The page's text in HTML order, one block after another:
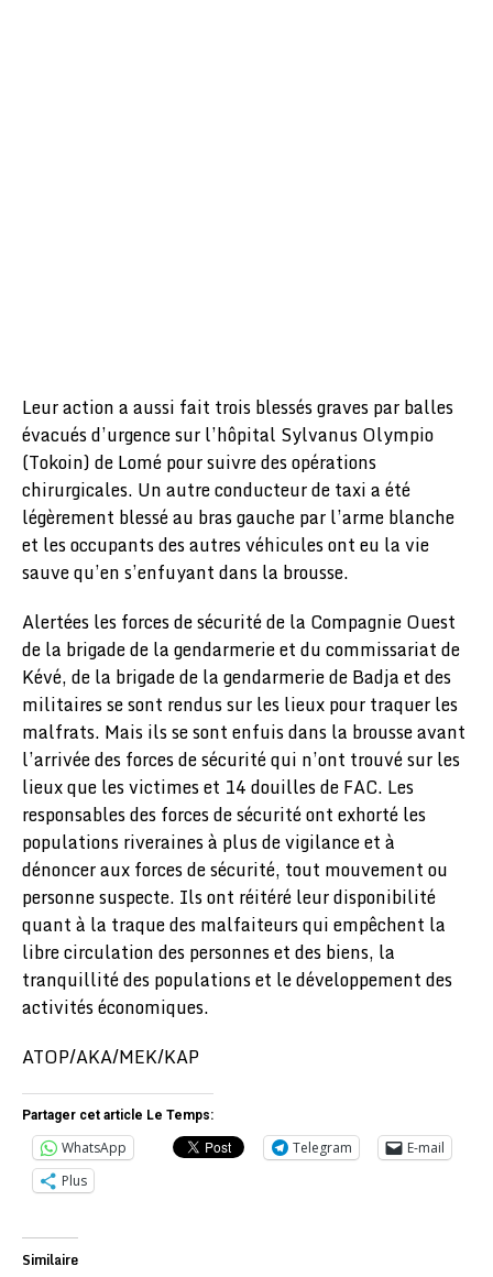
Leur action a aussi fait trois blessés graves par balles
évacués d’urgence sur l’hôpital Sylvanus Olympio
(Tokoin) de Lomé pour suivre des opérations
chirurgicales. Un autre conducteur de taxi a été
légèrement blessé au bras gauche par l’arme blanche
et les occupants des autres véhicules ont eu la vie
sauve qu’en s’enfuyant dans la brousse.
Alertées les forces de sécurité de la Compagnie Ouest
de la brigade de la gendarmerie et du commissariat de
Kévé, de la brigade de la gendarmerie de Badja et des
militaires se sont rendus sur les lieux pour traquer les
malfrats. Mais ils se sont enfuis dans la brousse avant
l’arrivée des forces de sécurité qui n’ont trouvé sur les
lieux que les victimes et 14 douilles de FAC. Les
responsables des forces de sécurité ont exhorté les
populations riveraines à plus de vigilance et à
dénoncer aux forces de sécurité, tout mouvement ou
personne suspecte. Ils ont réitéré leur disponibilité
quant à la traque des malfaiteurs qui empêchent la
libre circulation des personnes et des biens, la
tranquillité des populations et le développement des
activités économiques.
ATOP/AKA/MEK/KAP
Partager cet article Le Temps:
WhatsApp Telegram
E-mail
Plus
Similaire